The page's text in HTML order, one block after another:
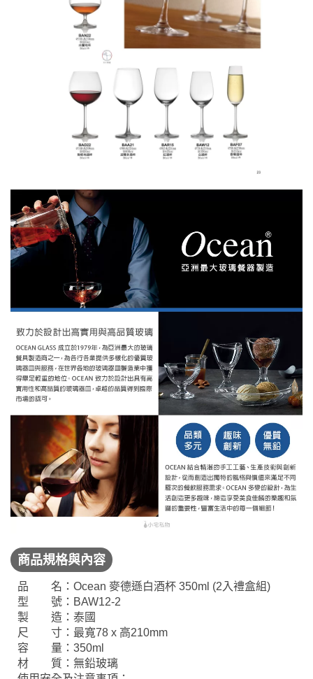
商品規格與內容
品 名：Ocean 麥德遜白酒杯 350ml (2入禮盒組)
型 號：BAW12-2
製 造：泰國
尺 寸：最寬78 x 高210mm
容 量：350ml
材 質：無鉛玻璃